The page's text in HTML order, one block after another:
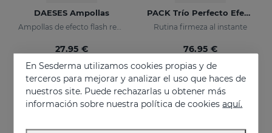
DAESES Ampollas
27.95 €
PACK Trío Perfecto Efecto Lifting
Rutina firmeza al instante
76.95 €
EXCLUSIVO ONLINE
En Sesderma utilizamos cookies propias y de
terceros para mejorar y analizar el uso que haces de
nuestros site. Puede rechazarlas u obtener más
información sobre nuestra política de cookiesaquí.